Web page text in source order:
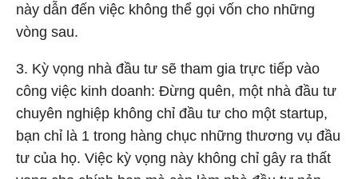
này dẫn đến việc không thể gọi vốn cho những
vòng sau.
3. Kỳ vọng nhà đầu tư sẽ tham gia trực tiếp vào
công việc kinh doanh: Đừng quên, một nhà đầu tư
chuyên nghiệp không chỉ đầu tư cho một startup,
bạn chỉ là 1 trong hàng chục những thương vụ đầu
tư của họ. Việc kỳ vọng này không chỉ gây ra thất